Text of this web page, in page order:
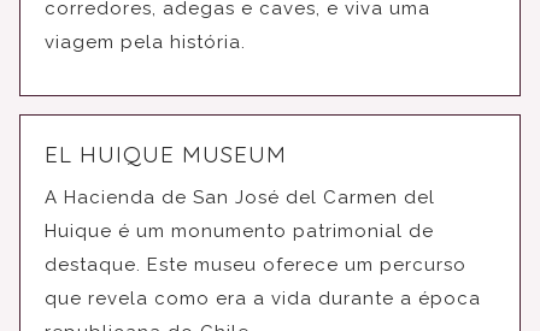
corredores, adegas e caves, e viva uma
viagem pela história.
EL HUIQUE MUSEUM
A Hacienda de San José del Carmen del
Huique é um monumento patrimonial de
destaque. Este museu oferece um percurso
que revela como era a vida durante a época